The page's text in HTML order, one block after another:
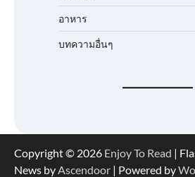
อาหาร
บทความอื่นๆ
Copyright © 2026 Enjoy To Read |
News by Ascendoor | Powered by